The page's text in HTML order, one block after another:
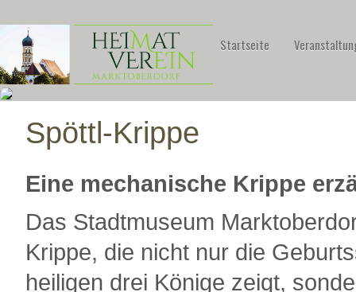
Startseite
Spöttl-Krippe
Eine mechanische Krippe
Das Stadtmuseum
Krippe, die nicht nur die
heiligen drei Könige zeigt,